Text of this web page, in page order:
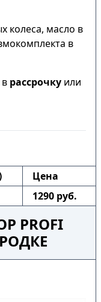
колеса, масло в
в
рассрочку или
Цена
1290 руб.
PROFI